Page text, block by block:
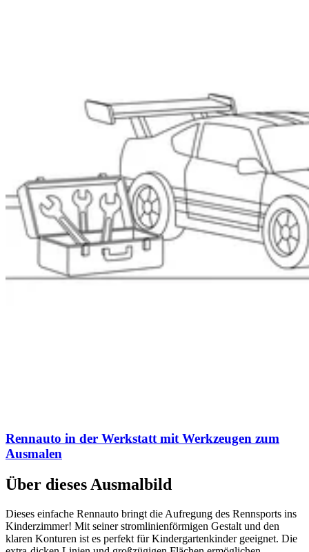
Rennauto in der Werkstatt mit Werkzeugen zum
Ausmalen
Über dieses Ausmalbild
Dieses einfache Rennauto bringt die Aufregung des Rennsports ins
Kinderzimmer! Mit seiner stromlinienförmigen Gestalt und den
klaren Konturen ist es perfekt für Kindergartenkinder geeignet. Die